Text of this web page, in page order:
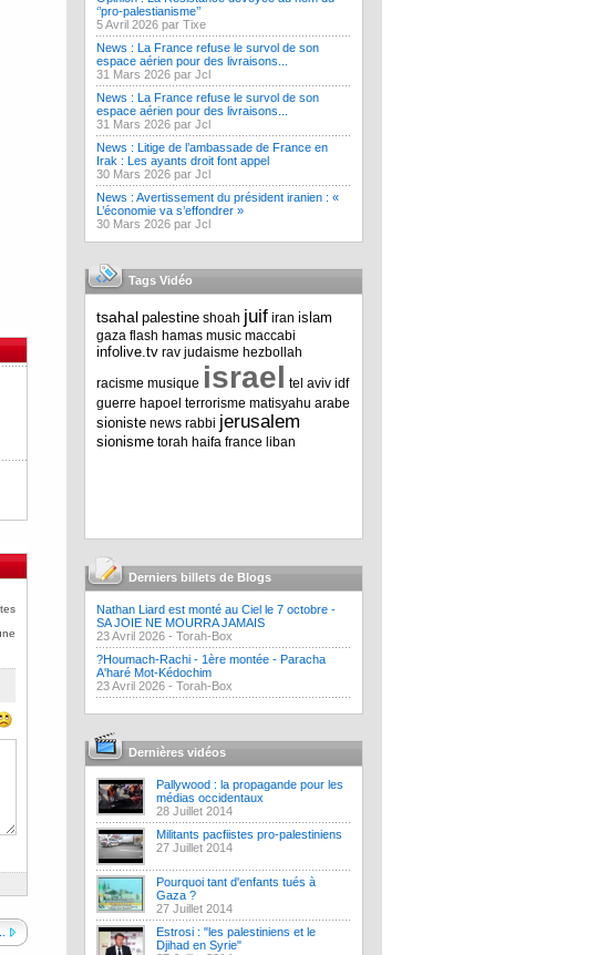
‘’pro-palestianisme’’
5 Avril 2026 par Tixe
News : La France refuse le survol de son
espace aérien pour des livraisons...
31 Mars 2026 par Jcl
News : La France refuse le survol de son
espace aérien pour des livraisons...
31 Mars 2026 par Jcl
News : Litige de l’ambassade de France en
Irak : Les ayants droit font appel
30 Mars 2026 par Jcl
News : Avertissement du président iranien : «
L’économie va s’effondrer »
30 Mars 2026 par Jcl
Tags Vidéo
tsahal palestine shoah juif iran islam
gaza flash hamas music maccabi
infolive.tv rav judaisme hezbollah
racisme musique israel tel aviv idf
guerre hapoel terrorisme matisyahu arabe
sioniste news rabbi jerusalem
sionisme torah haifa france liban
Derniers billets de Blogs
Nathan Liard est monté au Ciel le 7 octobre -
SA JOIE NE MOURRA JAMAIS
23 Avril 2026 - Torah-Box
?Houmach-Rachi - 1ère montée - Paracha
A'haré Mot-Kédochim
23 Avril 2026 - Torah-Box
Dernières vidéos
Pallywood : la propagande pour les
médias occidentaux
28 Juillet 2014
Militants pacfiistes pro-palestiniens
27 Juillet 2014
Pourquoi tant d'enfants tués à
Gaza ?
27 Juillet 2014
Estrosi : "les palestiniens et le
Djihad en Syrie"